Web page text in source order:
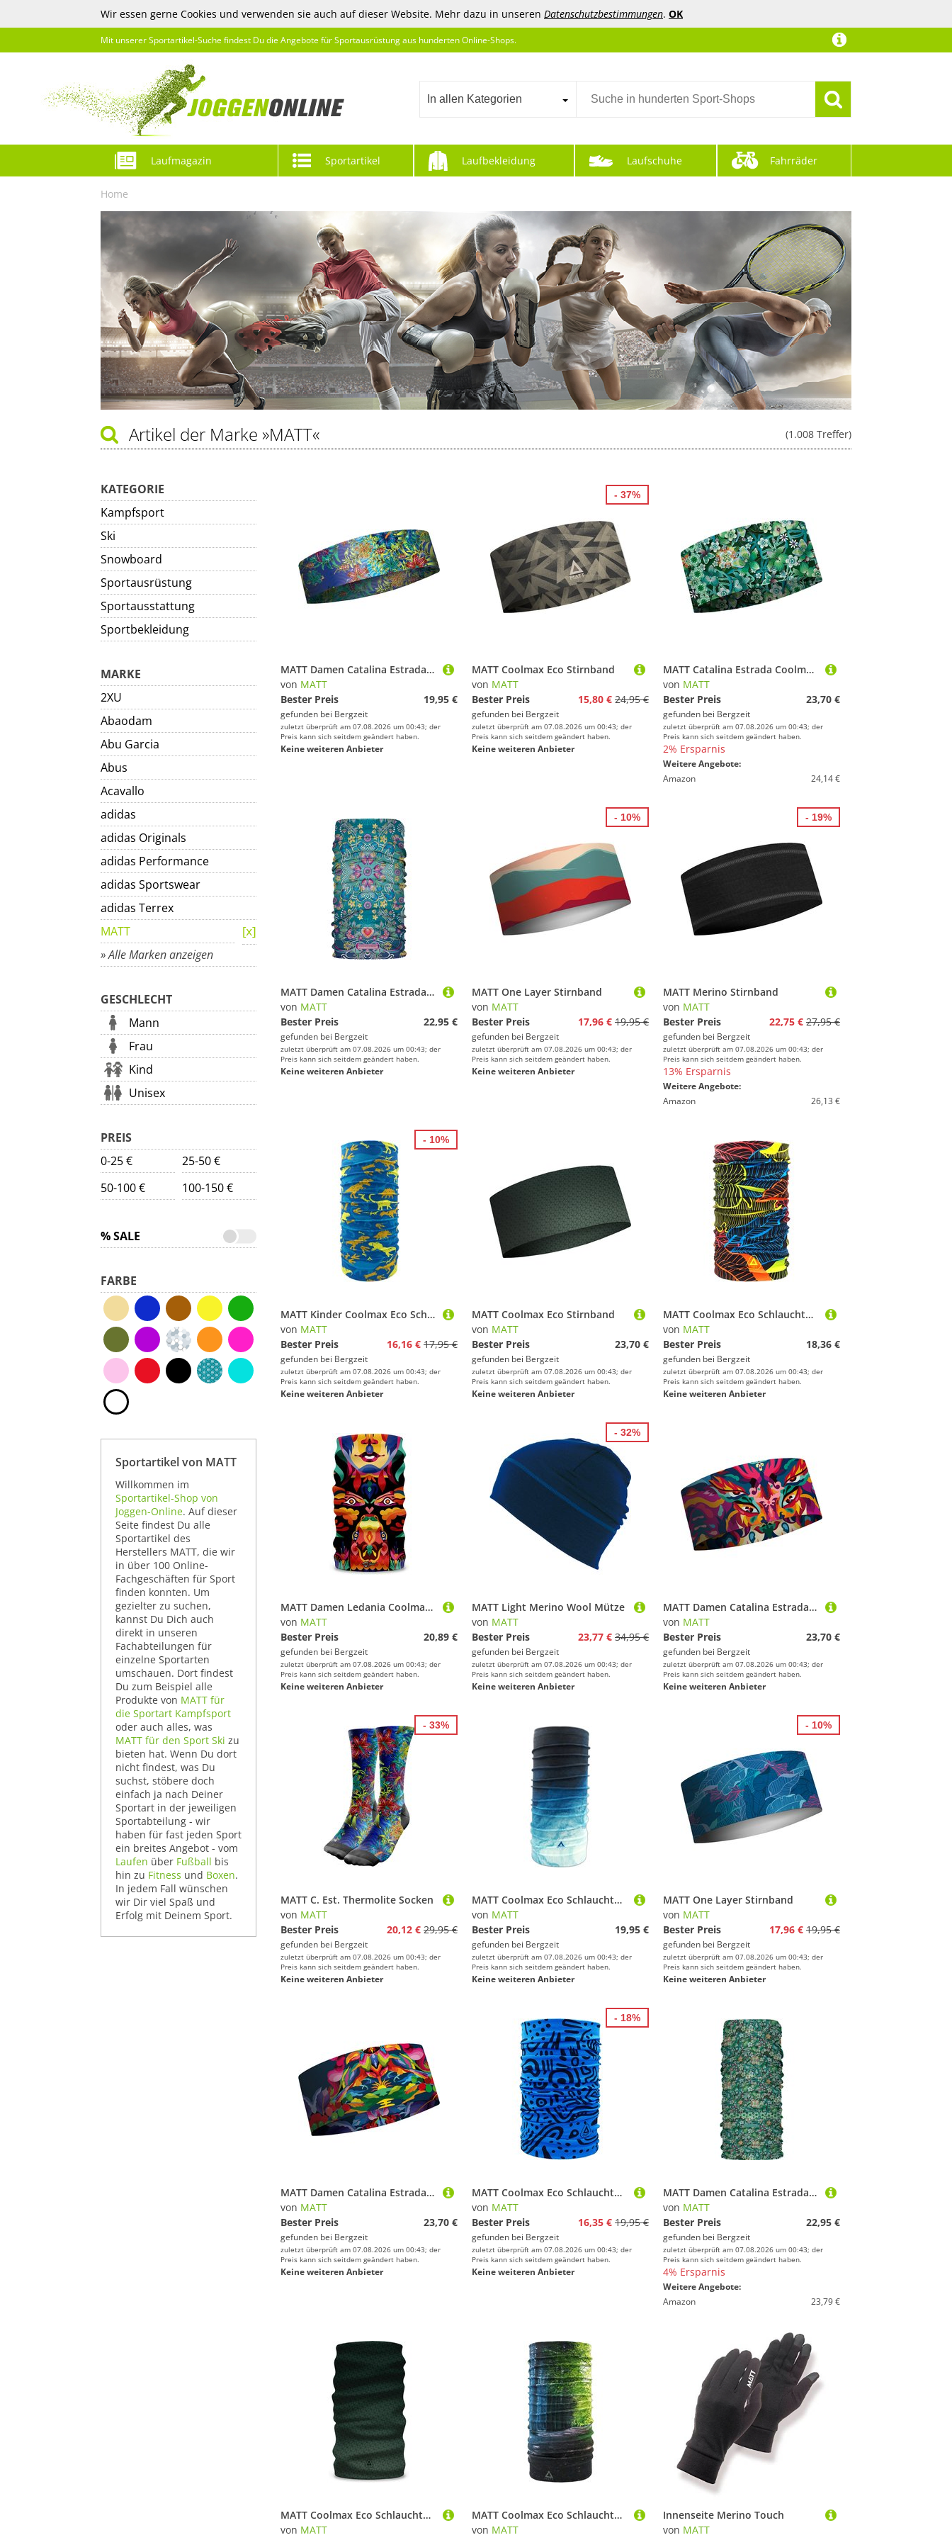
Wir essen gerne Cookies und verwenden sie auch auf dieser Website. Mehr dazu in unseren Datenschutzbestimmungen. OK
Mit unserer Sportartikel-Suche findest Du die Angebote für Sportausrüstung aus hunderten Online-Shops.
In allen Kategorien
Laufmagazin Sportartikel Laufbekleidung Laufschuhe Fahrräder
Home
(1.008 Treffer)
Artikel der Marke »MATT«
KATEGORIE
Kampfsport
Ski
Snowboard
Sportausrüstung
Sportausstattung
Sportbekleidung
MARKE
2XU
Abaodam
Abu Garcia
Abus
Acavallo
adidas
adidas Originals
adidas Performance
adidas Sportswear
adidas Terrex
MATT
» Alle Marken anzeigen
GESCHLECHT
Mann
Frau
Kind
Unisex
PREIS
0-25 €
25-50 €
50-100 €
100-150 €
% SALE
FARBE
Sportartikel von MATT
Willkommen im
Sportartikel-Shop von
Joggen-Online. Auf dieser
Seite findest Du alle
Sportartikel des
Herstellers MATT, die wir
in über 100 Online-
Fachgeschäften für Sport
finden konnten. Um
gezielter zu suchen,
kannst Du Dich auch
direkt in unseren
Fachabteilungen für
einzelne Sportarten
umschauen. Dort findest
Du zum Beispiel alle
Produkte von MATT für
die Sportart Kampfsport
oder auch alles, was
MATT für den Sport Ski zu
bieten hat. Wenn Du dort
nicht findest, was Du
suchst, stöbere doch
einfach ja nach Deiner
Sportart in der jeweiligen
Sportabteilung - wir
haben für fast jeden Sport
ein breites Angebot - vom
Laufen über Fußball bis
hin zu Fitness und Boxen.
In jedem Fall wünschen
wir Dir viel Spaß und
Erfolg mit Deinem Sport.
MATT Damen Catalina Estrada Narrow Stirnband
von MATT
Bester Preis
19,95 €
gefunden bei Bergzeit
zuletzt überprüft am 07.08.2026 um 00:43; der
Preis kann sich seitdem geändert haben.
Keine weiteren Anbieter
MATT Coolmax Eco Stirnband
von MATT
Bester Preis
15,80 € 24,95 €
gefunden bei Bergzeit
zuletzt überprüft am 07.08.2026 um 00:43; der
Preis kann sich seitdem geändert haben.
Keine weiteren Anbieter
- 37%
MATT Catalina Estrada Coolmax Eco Stirnband
von MATT
Bester Preis
23,70 €
gefunden bei Bergzeit
zuletzt überprüft am 07.08.2026 um 00:43; der
Preis kann sich seitdem geändert haben.
2% Ersparnis
Weitere Angebote:
Amazon
24,14 €
MATT Damen Catalina Estrada Eco Schlauchtuch
von MATT
Bester Preis
22,95 €
gefunden bei Bergzeit
zuletzt überprüft am 07.08.2026 um 00:43; der
Preis kann sich seitdem geändert haben.
Keine weiteren Anbieter
MATT One Layer Stirnband
von MATT
Bester Preis
17,96 € 19,95 €
gefunden bei Bergzeit
zuletzt überprüft am 07.08.2026 um 00:43; der
Preis kann sich seitdem geändert haben.
Keine weiteren Anbieter
- 10%
MATT Merino Stirnband
von MATT
Bester Preis
22,75 € 27,95 €
gefunden bei Bergzeit
zuletzt überprüft am 07.08.2026 um 00:43; der
Preis kann sich seitdem geändert haben.
13% Ersparnis
Weitere Angebote:
Amazon
26,13 €
- 19%
MATT Kinder Coolmax Eco Schlauchtuch
von MATT
Bester Preis
16,16 € 17,95 €
gefunden bei Bergzeit
zuletzt überprüft am 07.08.2026 um 00:43; der
Preis kann sich seitdem geändert haben.
Keine weiteren Anbieter
- 10%
MATT Coolmax Eco Stirnband
von MATT
Bester Preis
23,70 €
gefunden bei Bergzeit
zuletzt überprüft am 07.08.2026 um 00:43; der
Preis kann sich seitdem geändert haben.
Keine weiteren Anbieter
MATT Coolmax Eco Schlauchtuch
von MATT
Bester Preis
18,36 €
gefunden bei Bergzeit
zuletzt überprüft am 07.08.2026 um 00:43; der
Preis kann sich seitdem geändert haben.
Keine weiteren Anbieter
MATT Damen Ledania Coolmax Eco Schlauchtuch
von MATT
Bester Preis
20,89 €
gefunden bei Bergzeit
zuletzt überprüft am 07.08.2026 um 00:43; der
Preis kann sich seitdem geändert haben.
Keine weiteren Anbieter
MATT Light Merino Wool Mütze
von MATT
Bester Preis
23,77 € 34,95 €
gefunden bei Bergzeit
zuletzt überprüft am 07.08.2026 um 00:43; der
Preis kann sich seitdem geändert haben.
Keine weiteren Anbieter
- 32%
MATT Damen Catalina Estrada Eco Stirnband
von MATT
Bester Preis
23,70 €
gefunden bei Bergzeit
zuletzt überprüft am 07.08.2026 um 00:43; der
Preis kann sich seitdem geändert haben.
Keine weiteren Anbieter
MATT C. Est. Thermolite Socken
von MATT
Bester Preis
20,12 € 29,95 €
gefunden bei Bergzeit
zuletzt überprüft am 07.08.2026 um 00:43; der
Preis kann sich seitdem geändert haben.
Keine weiteren Anbieter
- 33%
MATT Coolmax Eco Schlauchtuch
von MATT
Bester Preis
19,95 €
gefunden bei Bergzeit
zuletzt überprüft am 07.08.2026 um 00:43; der
Preis kann sich seitdem geändert haben.
Keine weiteren Anbieter
MATT One Layer Stirnband
von MATT
Bester Preis
17,96 € 19,95 €
gefunden bei Bergzeit
zuletzt überprüft am 07.08.2026 um 00:43; der
Preis kann sich seitdem geändert haben.
Keine weiteren Anbieter
- 10%
MATT Damen Catalina Estrada Eco Stirnband
von MATT
Bester Preis
23,70 €
gefunden bei Bergzeit
zuletzt überprüft am 07.08.2026 um 00:43; der
Preis kann sich seitdem geändert haben.
Keine weiteren Anbieter
MATT Coolmax Eco Schlauchtuch
von MATT
Bester Preis
16,35 € 19,95 €
gefunden bei Bergzeit
zuletzt überprüft am 07.08.2026 um 00:43; der
Preis kann sich seitdem geändert haben.
Keine weiteren Anbieter
- 18%
MATT Damen Catalina Estrada Eco Schlauchtuch
von MATT
Bester Preis
22,95 €
gefunden bei Bergzeit
zuletzt überprüft am 07.08.2026 um 00:43; der
Preis kann sich seitdem geändert haben.
4% Ersparnis
Weitere Angebote:
Amazon
23,79 €
MATT Coolmax Eco Schlauchtuch
von MATT
MATT Coolmax Eco Schlauchtuch
von MATT
Innenseite Merino Touch
von MATT